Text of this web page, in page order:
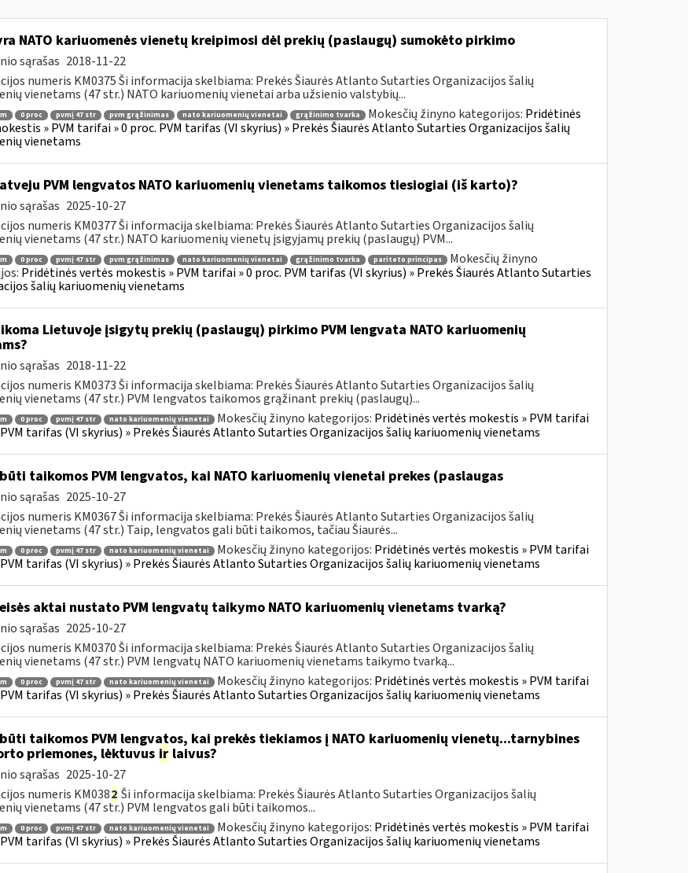
NATO kariuomenės vienetų kreipimosi dėl prekių (paslaugų) sumokėto pirkimo
sąrašas 2018-11-22
numeris KM0375 Ši informacija skelbiama: Prekės Šiaurės Atlanto Sutarties Organizacijos šalių
vienetams (47 str.) NATO kariuomenių vienetai arba užsienio valstybių...
0 proc pvmį 47 str pvm grąžinimas nato kariuomenių vienetai grąžinimo tvarka Mokesčių žinyno kategorijos: Pridėtinės
» PVM tarifai » 0 proc. PVM tarifas (VI skyrius) » Prekės Šiaurės Atlanto Sutarties Organizacijos šalių
vienetams
PVM lengvatos NATO kariuomenių vienetams taikomos tiesiogiai (iš karto)?
sąrašas 2025-10-27
numeris KM0377 Ši informacija skelbiama: Prekės Šiaurės Atlanto Sutarties Organizacijos šalių
vienetams (47 str.) NATO kariuomenių vienetų įsigyjamų prekių (paslaugų) PVM...
0 proc pvmį 47 str pvm grąžinimas nato kariuomenių vienetai grąžinimo tvarka pariteto principas
Mokesčių žinyno
Pridėtinės vertės mokestis » PVM tarifai » 0 proc. PVM tarifas (VI skyrius) » Prekės Šiaurės Atlanto Sutarties
šalių kariuomenių vienetams
Lietuvoje įsigytų prekių (paslaugų) pirkimo PVM lengvata NATO kariuomenių
sąrašas 2018-11-22
numeris KM0373 Ši informacija skelbiama: Prekės Šiaurės Atlanto Sutarties Organizacijos šalių
vienetams (47 str.) PVM lengvatos taikomos grąžinant prekių (paslaugų)...
0 proc pvmį 47 str nato kariuomenių vienetai Mokesčių žinyno kategorijos: Pridėtinės vertės mokestis » PVM tarifai
PVM tarifas (VI skyrius) » Prekės Šiaurės Atlanto Sutarties Organizacijos šalių kariuomenių vienetams
taikomos PVM lengvatos, kai NATO kariuomenių vienetai prekes (paslaugas
sąrašas 2025-10-27
numeris KM0367 Ši informacija skelbiama: Prekės Šiaurės Atlanto Sutarties Organizacijos šalių
vienetams (47 str.) Taip, lengvatos gali būti taikomos, tačiau Šiaurės...
0 proc pvmį 47 str nato kariuomenių vienetai Mokesčių žinyno kategorijos: Pridėtinės vertės mokestis » PVM tarifai
PVM tarifas (VI skyrius) » Prekės Šiaurės Atlanto Sutarties Organizacijos šalių kariuomenių vienetams
aktai nustato PVM lengvatų taikymo NATO kariuomenių vienetams tvarką?
sąrašas 2025-10-27
numeris KM0370 Ši informacija skelbiama: Prekės Šiaurės Atlanto Sutarties Organizacijos šalių
vienetams (47 str.) PVM lengvatų NATO kariuomenių vienetams taikymo tvarką...
0 proc pvmį 47 str nato kariuomenių vienetai Mokesčių žinyno kategorijos: Pridėtinės vertės mokestis » PVM tarifai
PVM tarifas (VI skyrius) » Prekės Šiaurės Atlanto Sutarties Organizacijos šalių kariuomenių vienetams
taikomos PVM lengvatos, kai prekės tiekiamos į NATO kariuomenių vienetų...tarnybines
priemones, lėktuvus irlaivus?
sąrašas 2025-10-27
numeris KM0382 Ši informacija skelbiama: Prekės Šiaurės Atlanto Sutarties Organizacijos šalių
vienetams (47 str.) PVM lengvatos gali būti taikomos...
0 proc pvmį 47 str nato kariuomenių vienetai Mokesčių žinyno kategorijos: Pridėtinės vertės mokestis » PVM tarifai
PVM tarifas (VI skyrius) » Prekės Šiaurės Atlanto Sutarties Organizacijos šalių kariuomenių vienetams